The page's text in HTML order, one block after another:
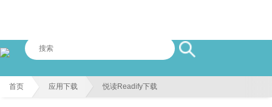
首页 应用下载 悦读Readify下载